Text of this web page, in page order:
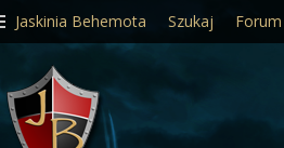
Jaskinia Behemota Szukaj Forum